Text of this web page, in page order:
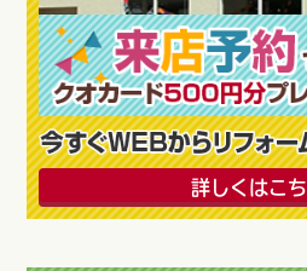
詳しくはこ